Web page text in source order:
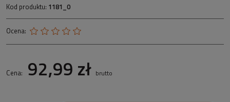
Kod produktu: 1181_0
Ocena:
Cena: 92,99 zł brutto